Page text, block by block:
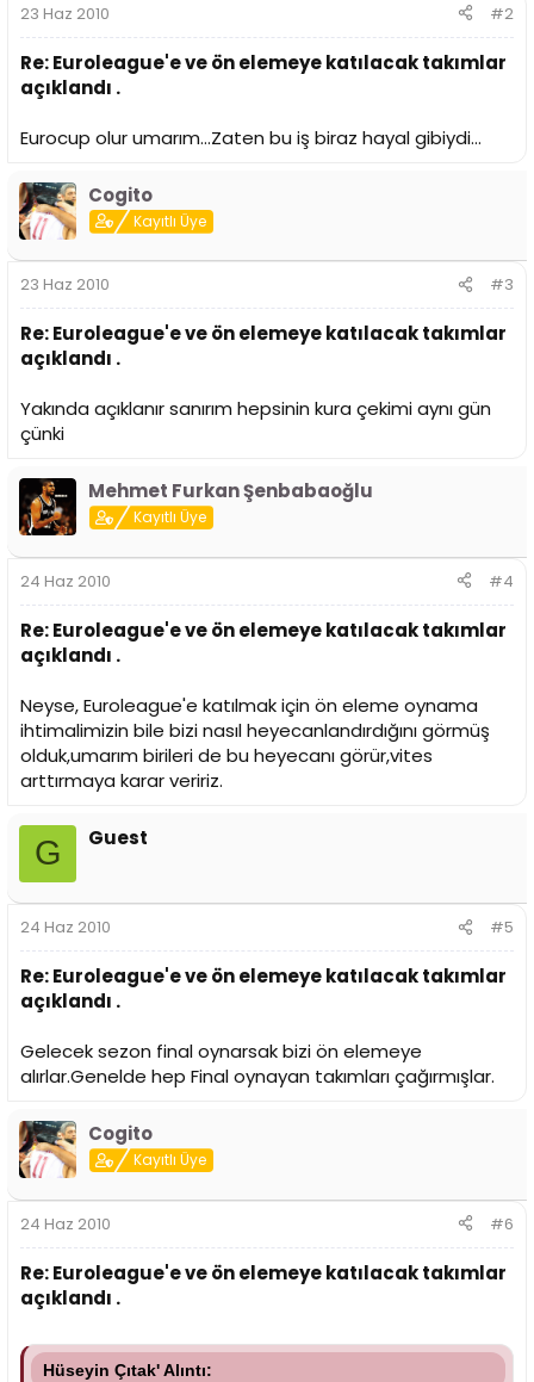
23 Haz 2010 #2
Re: Euroleague'e ve ön elemeye katılacak takımlar
açıklandı .
Eurocup olur umarım...Zaten bu iş biraz hayal gibiydi...
Cogito
Kayıtlı Üye
23 Haz 2010 #3
Re: Euroleague'e ve ön elemeye katılacak takımlar
açıklandı .
Yakında açıklanır sanırım hepsinin kura çekimi aynı gün
çünki
Mehmet Furkan Şenbabaoğlu
Kayıtlı Üye
24 Haz 2010 #4
Re: Euroleague'e ve ön elemeye katılacak takımlar
açıklandı .
Neyse, Euroleague'e katılmak için ön eleme oynama
ihtimalimizin bile bizi nasıl heyecanlandırdığını görmüş
olduk,umarım birileri de bu heyecanı görür,vites
arttırmaya karar veririz.
G Guest
24 Haz 2010 #5
Re: Euroleague'e ve ön elemeye katılacak takımlar
açıklandı .
Gelecek sezon final oynarsak bizi ön elemeye
alırlar.Genelde hep Final oynayan takımları çağırmışlar.
Cogito
Kayıtlı Üye
24 Haz 2010 #6
Re: Euroleague'e ve ön elemeye katılacak takımlar
açıklandı .
Hüseyin Çıtak' Alıntı: